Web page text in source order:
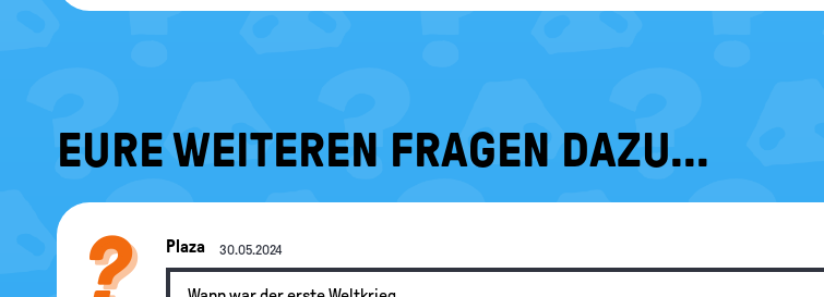
EURE WEITEREN FRAGEN DAZU...
Plaza 30.05.2024